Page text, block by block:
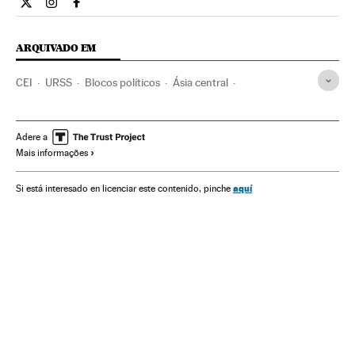
Internacional El País Brasil en Twitter
Internacional El País Brasil en Instagram
Internacional El País Brasil en Facebook
ARQUIVADO EM
CEI URSS Blocos políticos Ásia central
Organizações internacionais
terrorismo islâmico
Adere a
Mais informações
Si está interesado en licenciar este contenido, pinche aquí